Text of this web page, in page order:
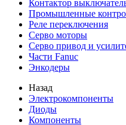
Контактор
Промышленные
Реле переключения
Серво моторы
Серво привод и
Части Fanuc
Энкодеры
Назад
Электрокомпоненты
Диоды
Компоненты